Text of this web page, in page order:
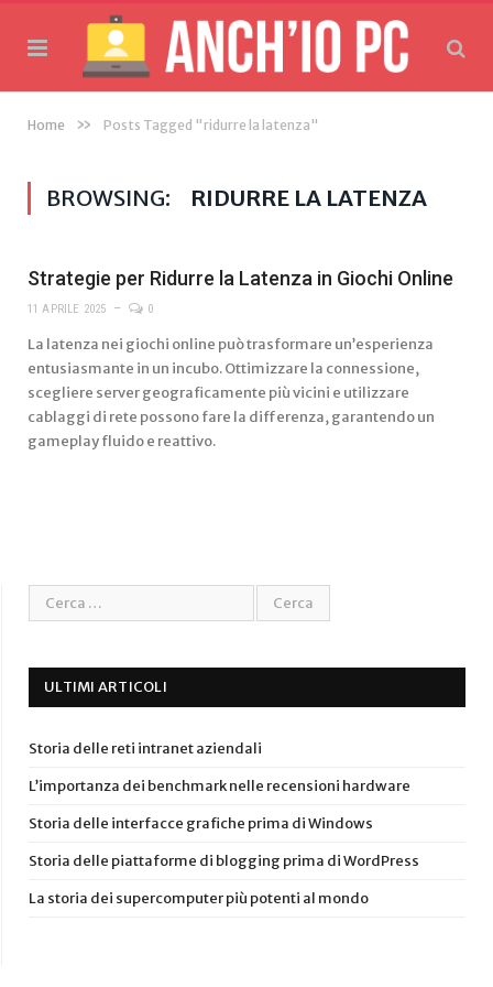
Home » Posts Tagged "ridurre la latenza"
BROWSING: RIDURRE LA LATENZA
Strategie per Ridurre la Latenza in Giochi Online
11 APRILE 2025 0
La latenza nei giochi online può trasformare un’esperienza
entusiasmante in un incubo. Ottimizzare la connessione,
scegliere server geograficamente più vicini e utilizzare
cablaggi di rete possono fare la differenza, garantendo un
gameplay fluido e reattivo.
ULTIMI ARTICOLI
Storia delle reti intranet aziendali
L’importanza dei benchmark nelle recensioni hardware
Storia delle interfacce grafiche prima di Windows
Storia delle piattaforme di blogging prima di WordPress
La storia dei supercomputer più potenti al mondo